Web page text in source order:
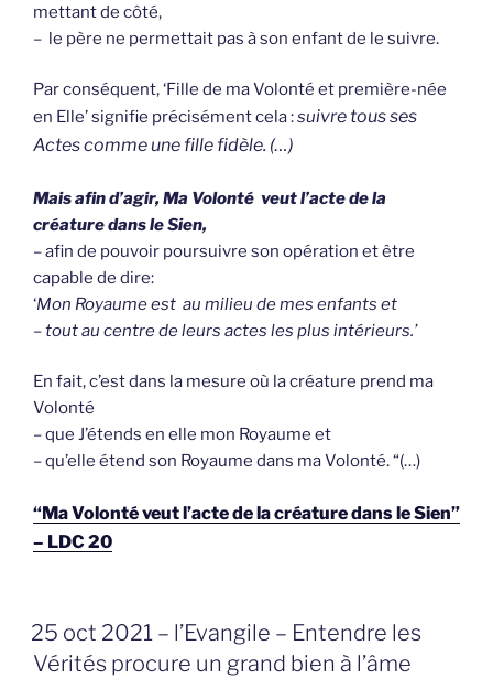
mettant de côté,
– le père ne permettait pas à son enfant de le suivre.
Par conséquent, ‘Fille de ma Volonté et première-née
en Elle’ signifie précisément cela :suivre tous ses
Actes comme une fille fidèle. (…)
Mais afin d’agir, Ma Volonté veut l’acte de la
créature dans le Sien,
– afin de pouvoir poursuivre son opération et être
capable de dire:
‘Mon Royaume est au milieu de mes enfants et
– tout au centre de leurs actes les plus intérieurs.’
En fait, c’est dans la mesure où la créature prend ma
Volonté
– que J’étends en elle mon Royaume et
– qu’elle étend son Royaume dans ma Volonté. “(…)
“Ma Volonté veut l’acte de la créature dans le Sien”
– LDC 20
GEPLAATST
OP
25 oct 2021 – l’Evangile – Entendre les
Vérités procure un grand bien à l’âme